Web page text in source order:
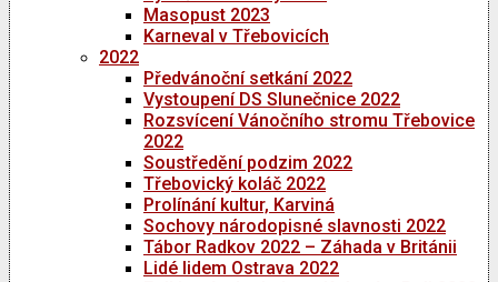
Masopust 2023
Karneval v Třebovicích
2022
Předvánoční setkání 2022
Vystoupení DS Slunečnice 2022
Rozsvícení Vánočního stromu Třebovice
2022
Soustředění podzim 2022
Třebovický koláč 2022
Prolínání kultur, Karviná
Sochovy národopisné slavnosti 2022
Tábor Radkov 2022 – Záhada v Británii
Lidé lidem Ostrava 2022